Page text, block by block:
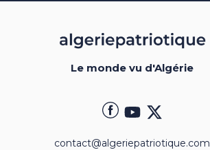
Le monde vu d'Algérie
contact@algeriepatriotique.com